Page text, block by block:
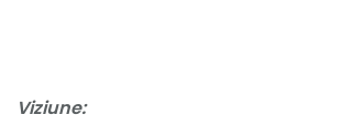
Viziune: